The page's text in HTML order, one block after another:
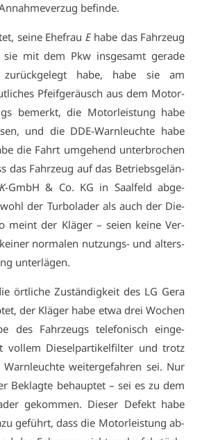
be­fin­de.
sei­ne Ehe­frau Eha­be das Fahr­zeug
sie mit dem Pkw ins­ge­samt ge­ra­de
ha­be, ha­be sie am
Pfeif­ge­räusch aus dem Mo­tor­
be­merkt, die Mo­tor­leis­tung ha­be
und die DDE-Warn­leuch­te ha­be
die Fahrt um­ge­hend un­ter­bro­chen
das Fahr­zeug auf das Be­triebs­ge­län­
K-GmbH & Co. KG in Saal­feld ab­ge­
der Tur­bo­la­der als auch der Die­
meint der Klä­ger – sei­en kei­ne Ver­
nor­ma­len nut­zungs- und al­ters­
un­ter­lä­gen.
ört­li­che Zu­stän­dig­keit des LG Ge­ra
der Klä­ger ha­be et­wa drei Wo­chen
des Fahr­zeugs te­le­fo­nisch ein­ge­
vol­lem Die­sel­par­ti­kel­fil­ter und trotz
wei­ter­ge­fah­ren sei. Nur
Be­klag­te be­haup­tet – sei es zu dem
ge­kom­men. Die­ser De­fekt ha­be
ge­führt, dass die Mo­tor­leis­tung ab­